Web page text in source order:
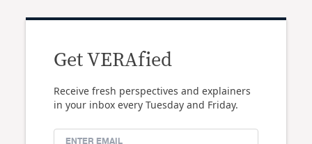
Get VERAfied
Receive fresh perspectives and explainers
in your inbox every Tuesday and Friday.